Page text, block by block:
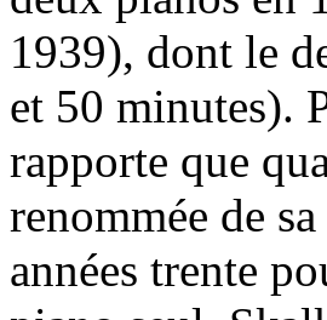
1939), dont le
et 50 minutes).
rapporte que
renommée de
années trente